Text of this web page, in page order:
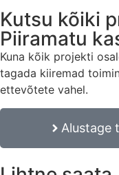
Kutsu kõiki
Piiramatu
Kuna kõik projekti
tagada kiiremad
ettevõtete vahel.
Alustage